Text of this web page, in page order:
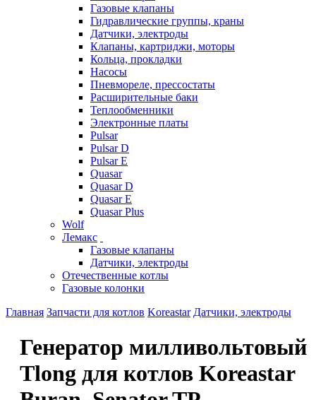
Газовые клапаны
Гидравлические группы, краны
Датчики, электроды
Клапаны, картриджи, моторы
Кольца, прокладки
Насосы
Пневмореле, прессостаты
Расширительные баки
Теплообменники
Электронные платы
Pulsar
Pulsar D
Pulsar E
Quasar
Quasar D
Quasar E
Quasar Plus
Wolf
Лемакс
Газовые клапаны
Датчики, электроды
Отечественные котлы
Газовые колонки
Главная Запчасти для котлов Koreastar Датчики, электроды
Генератор милливольтовый
Tlong для котлов Koreastar